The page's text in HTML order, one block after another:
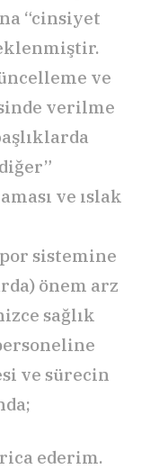
“cinsiyet
ve
verilme
ve ıslak
sistemine
önem arz
sağlık
ve sürecin
ederim.